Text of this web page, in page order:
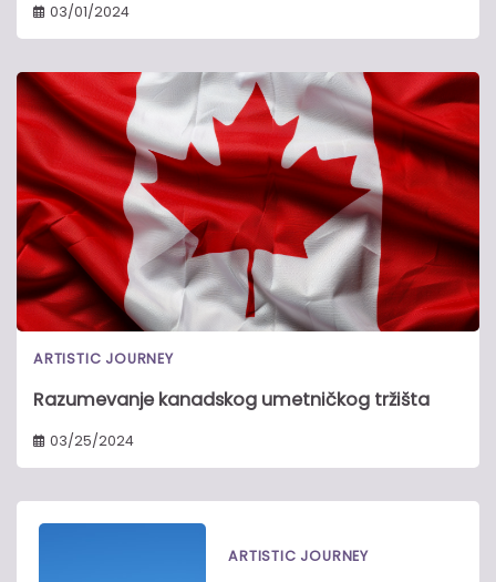
03/01/2024
ARTISTIC JOURNEY
Razumevanje kanadskog umetničkog tržišta
03/25/2024
ARTISTIC JOURNEY